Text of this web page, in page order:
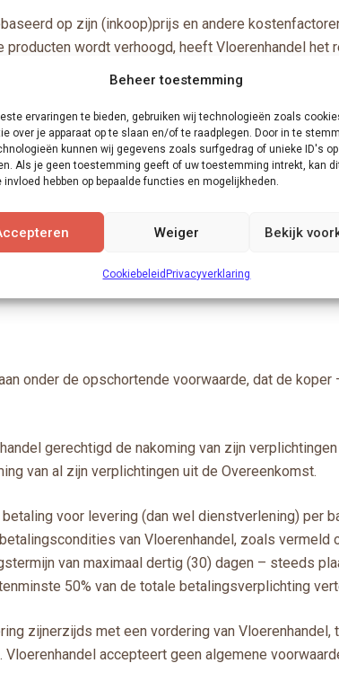
Beheer toestemming
ervaringen te bieden, gebruiken wij technologieën zoals
over je apparaat op te slaan en/of te raadplegen. Door in te
kunnen wij gegevens zoals surfgedrag of unieke ID's
Als je geen toestemming geeft of uw toestemming intrekt, kan
invloed hebben op bepaalde functies en mogelijkheden.
Weiger Bekijk
Cookiebeleid Privacyverklaring
op zijn (inkoop)prijs en andere
wordt verhoogd, heeft Vloerenhandel het
lid is het in het bijzonder van toepassing op
en op verandering in de wisselkoers van de
die voor Vloerenhandel mochten voortvloeien uit het
of een vergelijkbare belasting in een
Vloerenhandel en/of de autoriteiten op het
onder de opschortende voorwaarde, dat de
gerechtigd de nakoming van zijn
van al zijn verplichtingen uit de Overeenkomst.
voor levering (dan wel dienstverlening) per
van Vloerenhandel, zoals
van maximaal dertig (30) dagen – steeds
50% van de totale betalingsverplichting
zijnerzijds met een vordering van
accepteert geen algemene